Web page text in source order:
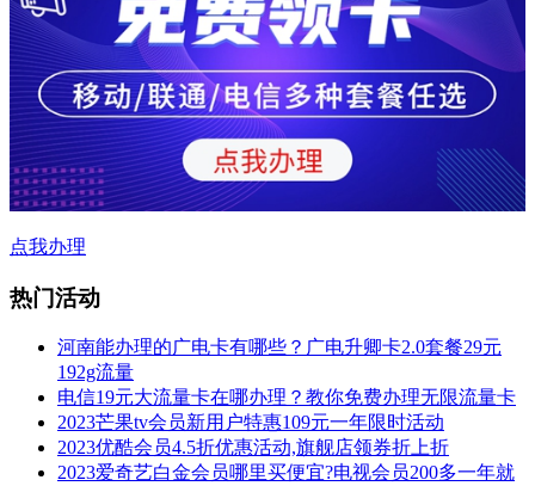
点我办理
热门活动
河南能办理的广电卡有哪些？广电升卿卡2.0套餐29元
192g流量
电信19元大流量卡在哪办理？教你免费办理无限流量卡
2023芒果tv会员新用户特惠109元一年限时活动
2023优酷会员4.5折优惠活动,旗舰店领券折上折
2023爱奇艺白金会员哪里买便宜?电视会员200多一年就